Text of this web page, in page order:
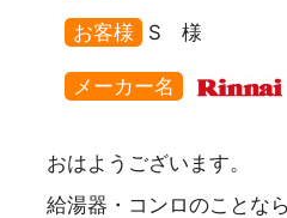
お客様 S 様
メーカー名
おはようございます。
給湯器・コンロのことな